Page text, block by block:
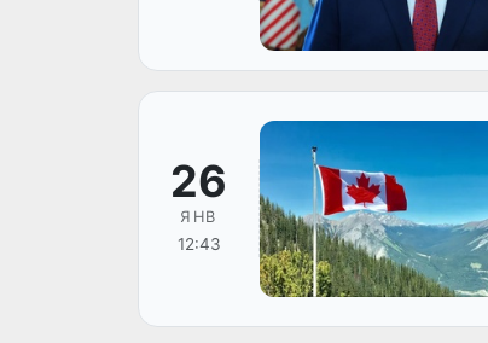
26
ЯНВ
12:43